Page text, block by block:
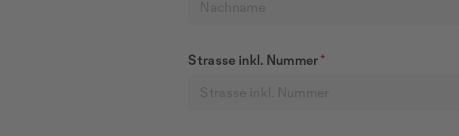
Strasse inkl. Nummer*